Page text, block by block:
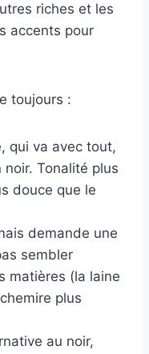
riches et les
accents pour
toujours :
qui va avec tout,
Tonalité plus
douce que le
demande une
sembler
matières (la laine
plus
au noir,